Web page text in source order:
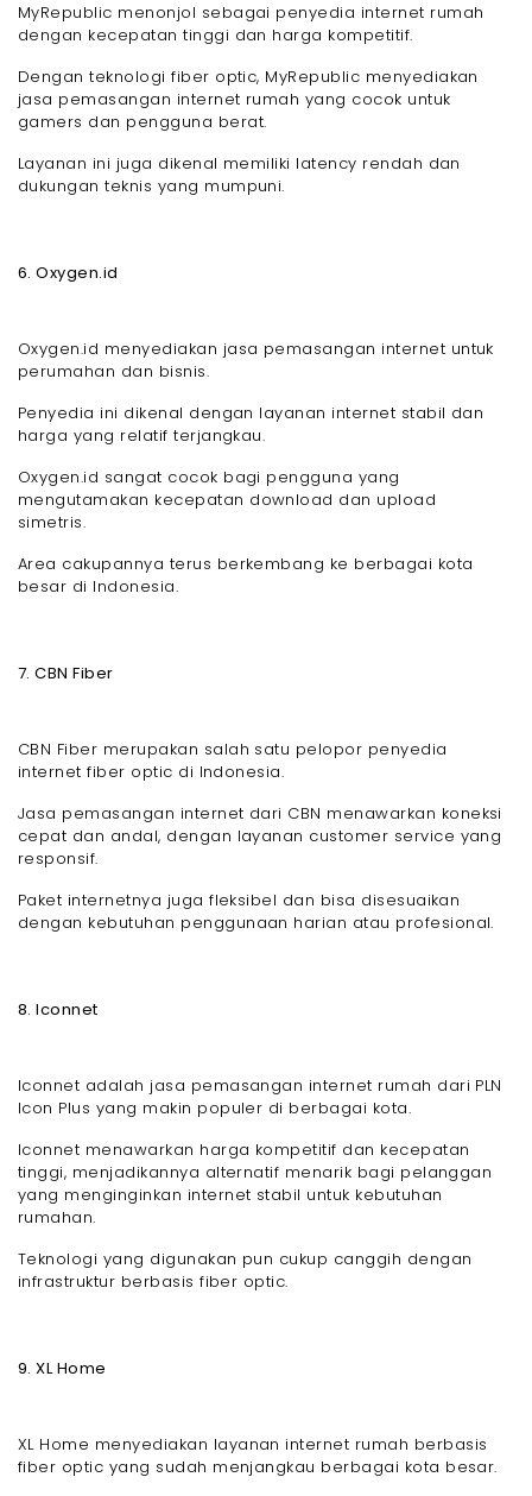
MyRepublic menonjol sebagai penyedia internet rumah
dengan kecepatan tinggi dan harga kompetitif.
Dengan teknologi fiber optic, MyRepublic menyediakan
jasa pemasangan internet rumah yang cocok untuk
gamers dan pengguna berat.
Layanan ini juga dikenal memiliki latency rendah dan
dukungan teknis yang mumpuni.
6. Oxygen.id
Oxygen.id menyediakan jasa pemasangan internet untuk
perumahan dan bisnis.
Penyedia ini dikenal dengan layanan internet stabil dan
harga yang relatif terjangkau.
Oxygen.id sangat cocok bagi pengguna yang
mengutamakan kecepatan download dan upload
simetris.
Area cakupannya terus berkembang ke berbagai kota
besar di Indonesia.
7. CBN Fiber
CBN Fiber merupakan salah satu pelopor penyedia
internet fiber optic di Indonesia.
Jasa pemasangan internet dari CBN menawarkan koneksi
cepat dan andal, dengan layanan customer service yang
responsif.
Paket internetnya juga fleksibel dan bisa disesuaikan
dengan kebutuhan penggunaan harian atau profesional.
8. Iconnet
Iconnet adalah jasa pemasangan internet rumah dari PLN
Icon Plus yang makin populer di berbagai kota.
Iconnet menawarkan harga kompetitif dan kecepatan
tinggi, menjadikannya alternatif menarik bagi pelanggan
yang menginginkan internet stabil untuk kebutuhan
rumahan.
Teknologi yang digunakan pun cukup canggih dengan
infrastruktur berbasis fiber optic.
9. XL Home
XL Home menyediakan layanan internet rumah berbasis
fiber optic yang sudah menjangkau berbagai kota besar.